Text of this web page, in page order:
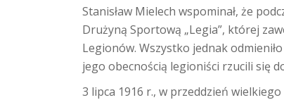
Stanisław Mielech wspominał, że
Drużyną Sportową „Legia”, której
Legionów. Wszystko jednak
jego obecnością legioniści rzucili się
3 lipca 1916 r., w przeddzień